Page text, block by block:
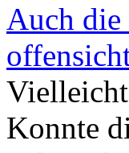
Auch
Vielleicht
Konnte